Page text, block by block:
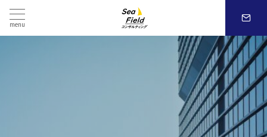
menu